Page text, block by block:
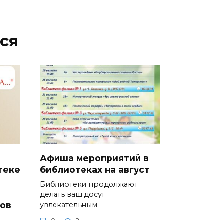
Афиша мероприятий в
библиотеках на август
Библиотеки продолжают
делать ваш досуг
увлекательным